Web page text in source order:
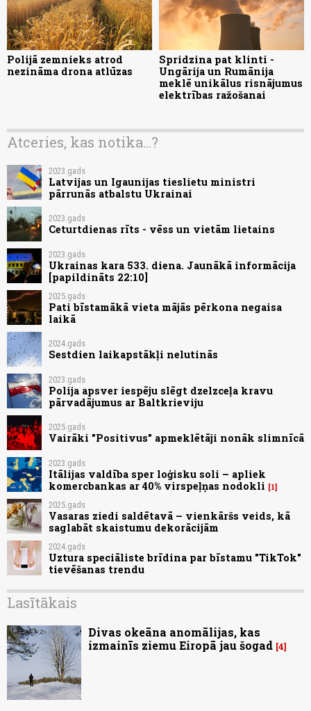
Polijā zemnieks atrod
nezināma drona atlūzas
Spridzina pat klinti -
Ungārija un Rumānija
meklē unikālus risnājumus
elektrības ražošanai
Atceries, kas notika...?
2023.gads
Latvijas un Igaunijas tieslietu ministri
pārrunās atbalstu Ukrainai
2023.gads
Ceturtdienas rīts - vēss un vietām lietains
2023.gads
Ukrainas kara 533. diena. Jaunākā informācija
[papildināts 22:10]
2025.gads
Pati bīstamākā vieta mājās pērkona negaisa
laikā
2024.gads
Sestdien laikapstākļi nelutinās
2023.gads
Polija apsver iespēju slēgt dzelzceļa kravu
pārvadājumus ar Baltkrieviju
2025.gads
Vairāki "Positivus" apmeklētāji nonāk slimnīcā
2023.gads
Itālijas valdība sper loģisku soli – apliek
komercbankas ar 40% virspeļņas nodokli
1
2025.gads
Vasaras ziedi saldētavā – vienkāršs veids, kā
saglabāt skaistumu dekorācijām
2024.gads
Uztura speciāliste brīdina par bīstamu "TikTok"
tievēšanas trendu
Lasītākais
Divas okeāna anomālijas, kas
izmainīs ziemu Eiropā jau šogad 4